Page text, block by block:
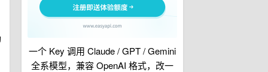
一个 Key 调用 Claude / GPT / Gemini
全系模型，兼容 OpenAI 格式，改一